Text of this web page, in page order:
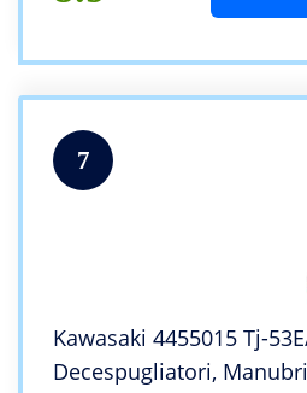
7
Kawasaki 4455015 Tj-
Decespugliatori,